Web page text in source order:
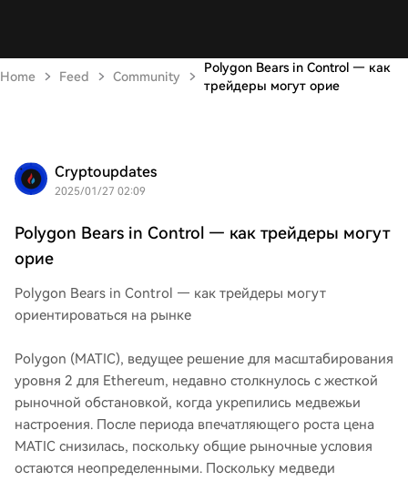
Home Feed Community
Polygon Bears in Control — как
трейдеры могут орие
Cryptoupdates
2025/01/27 02:09
Polygon Bears in Control — как трейдеры могут
орие
Polygon Bears in Control — как трейдеры могут
ориентироваться на рынке
Polygon (MATIC), ведущее решение для масштабирования
уровня 2 для Ethereum, недавно столкнулось с жесткой
рыночной обстановкой, когда укрепились медвежьи
настроения. После периода впечатляющего роста цена
MATIC снизилась, поскольку общие рыночные условия
остаются неопределенными. Поскольку медведи